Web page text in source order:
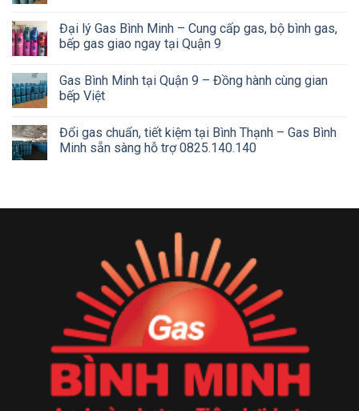
Đại lý Gas Bình Minh – Cung cấp gas, bộ bình gas,
bếp gas giao ngay tại Quận 9
Gas Bình Minh tại Quận 9 – Đồng hành cùng gian
bếp Việt
Đổi gas chuẩn, tiết kiệm tại Bình Thạnh – Gas Bình
Minh sẵn sàng hỗ trợ 0825.140.140